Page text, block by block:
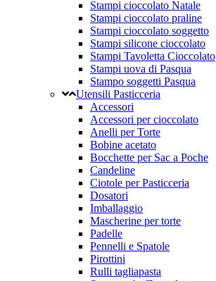
Stampi cioccolato Natale
Stampi cioccolato praline
Stampi cioccolato soggetto
Stampi silicone cioccolato
Stampi Tavoletta Cioccolato
Stampi uova di Pasqua
Stampo soggetti Pasqua
Utensili Pasticceria
Accessori
Accessori per cioccolato
Anelli per Torte
Bobine acetato
Bocchette per Sac a Poche
Candeline
Ciotole per Pasticceria
Dosatori
Imballaggio
Mascherine per torte
Padelle
Pennelli e Spatole
Pirottini
Rulli tagliapasta